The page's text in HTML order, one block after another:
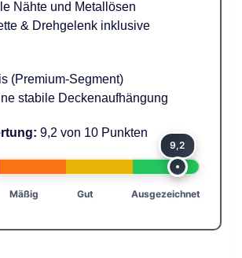
Nähte und Metallösen
& Drehgelenk inklusive
(Premium-Segment)
stabile Deckenaufhängung
9,2 von 10 Punkten
9,2
Mäßig Gut Ausgezeichnet